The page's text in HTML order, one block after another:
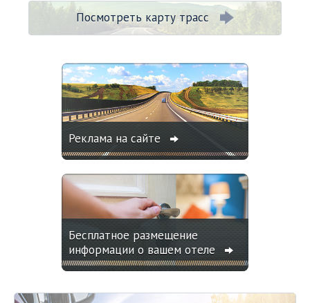
Посмотреть карту трасс
Реклама на сайте
Бесплатное размещение
информации о вашем отеле